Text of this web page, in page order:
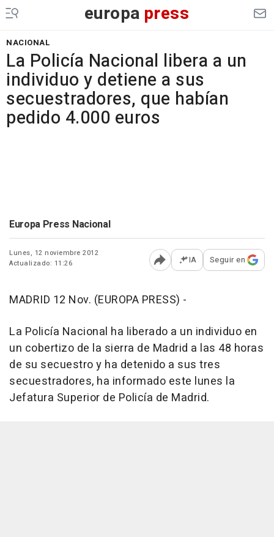
europa press
NACIONAL
La Policía Nacional libera a un
individuo y detiene a sus
secuestradores, que habían
pedido 4.000 euros
Europa Press Nacional
Lunes, 12 noviembre 2012
Actualizado: 11:26
Abrir opciones para
IA Seguir en
MADRID 12 Nov. (EUROPA PRESS) -
La Policía Nacional ha liberado a un individuo en
un cobertizo de la sierra de Madrid a las 48 horas
de su secuestro y ha detenido a sus tres
secuestradores, ha informado este lunes la
Jefatura Superior de Policía de Madrid.